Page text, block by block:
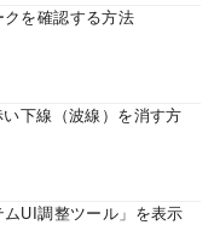
を確認する方法
下線（波線）を消す方
UI調整ツール」を表示